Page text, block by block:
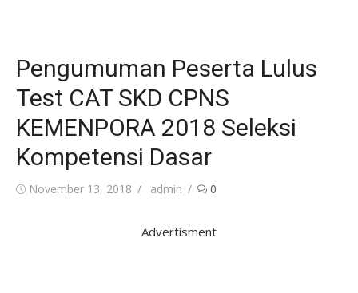
Pengumuman Peserta Lulus
Test CAT SKD CPNS
KEMENPORA 2018 Seleksi
Kompetensi Dasar
Posted
November 13, 2018 Author
admin 0
Advertisment